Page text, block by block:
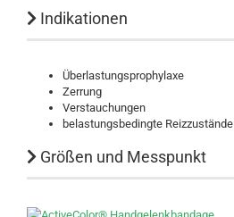
Indikationen
Überlastungsprophylaxe
Zerrung
Verstauchungen
belastungsbedingte Reizzustände
Größen und Messpunkt